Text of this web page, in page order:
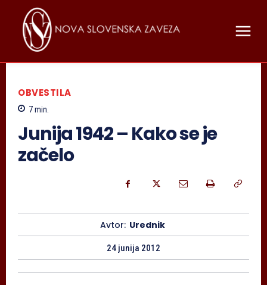
OBVESTILA
7min.
Junija 1942 – Kako se je
začelo
Avtor: Urednik
24 junija 2012